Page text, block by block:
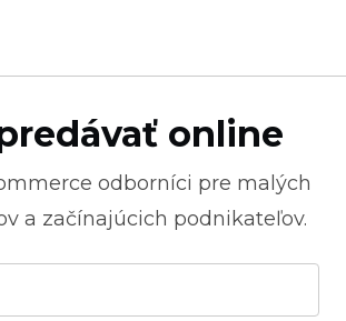
online
odborníci pre malých
a začínajúcich podnikateľov.